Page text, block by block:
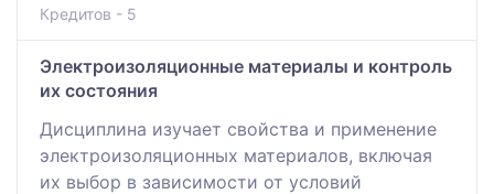
Кредитов - 5
Электроизоляционные материалы и контроль
их состояния
Дисциплина изучает свойства и применение
электроизоляционных материалов, включая
их выбор в зависимости от условий